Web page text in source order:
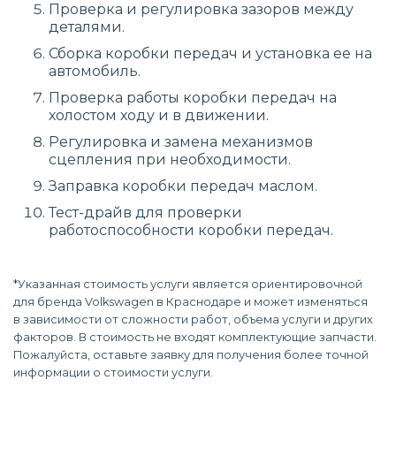
Проверка и регулировка зазоров между
деталями.
Сборка коробки передач и установка ее на
автомобиль.
Проверка работы коробки передач на
холостом ходу и в движении.
Регулировка и замена механизмов
сцепления при необходимости.
Заправка коробки передач маслом.
Тест-драйв для проверки
работоспособности коробки передач.
*Указанная стоимость услуги является ориентировочной
для бренда Volkswagen в Краснодаре и может изменяться
в зависимости от сложности работ, объема услуги и других
факторов. В стоимость не входят комплектующие запчасти.
Пожалуйста, оставьте заявку для получения более точной
информации о стоимости услуги.